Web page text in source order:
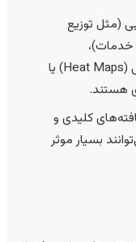
توزیع
نقشه‌های تماتیک، نقشه‌های حرارتی (Heat Maps) یا
کلیدی و
بسیار موثر